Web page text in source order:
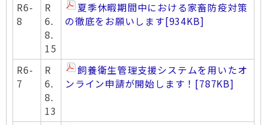
R6-
8
R
6.
8.
15
夏季休暇期間中における家畜防疫対策
の徹底をお願いします[934KB]
R6-
7
R
6.
8.
13
飼養衛生管理支援システムを用いたオ
ンライン申請が開始します！ [787KB]